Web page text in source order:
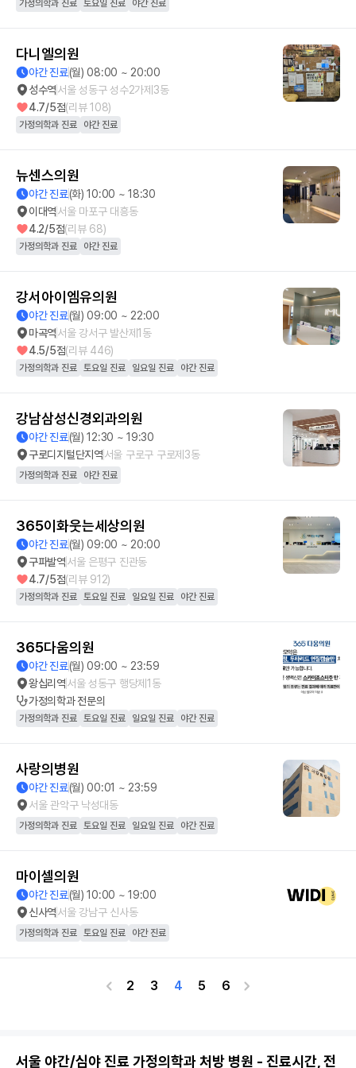
가정의학과 진료 토요일 진료 야간 진료
다니엘의원
야간 진료(월) 08:00 ~ 20:00
성수역서울 성동구 성수2가제3동
4.7/5점(리뷰108)
가정의학과 진료 야간 진료
뉴센스의원
야간 진료(화) 10:00 ~ 18:30
이대역서울 마포구 대흥동
4.2/5점(리뷰 68)
가정의학과 진료 야간 진료
강서아이엠유의원
야간 진료(월) 09:00 ~ 22:00
마곡역서울 강서구 발산제1동
4.5/5점(리뷰 446)
가정의학과 진료 토요일 진료 일요일 진료 야간 진료
강남삼성신경외과의원
야간 진료(월) 12:30 ~ 19:30
구로디지털단지역서울 구로구 구로제3동
가정의학과 진료 야간 진료
365이화웃는세상의원
야간 진료(월) 09:00 ~ 20:00
구파발역서울 은평구 진관동
4.7/5점(리뷰 912)
가정의학과 진료 토요일 진료 일요일 진료 야간 진료
365다움의원
야간 진료(월) 09:00 ~ 23:59
왕십리역서울 성동구 행당제1동
가정의학과전문의
가정의학과 진료 토요일 진료 일요일 진료 야간 진료
사랑의병원
야간 진료(월) 00:01 ~ 23:59
서울 관악구 낙성대동
가정의학과 진료 토요일 진료 일요일 진료 야간 진료
마이셀의원
야간 진료(월) 10:00 ~ 19:00
신사역서울 강남구 신사동
가정의학과 진료 토요일 진료 야간 진료
2 3 4 5 6
서울 야간/심야 진료 가정의학과 처방 병원 - 진료시간, 전